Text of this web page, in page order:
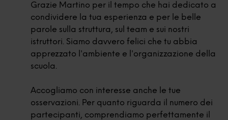
Grazie Martino per il tempo che hai dedicato a
condividere la tua esperienza e per le belle
parole sulla struttura, sul team e sui nostri
istruttori. Siamo davvero felici che tu abbia
apprezzato l'ambiente e l'organizzazione della
scuola.
Accogliamo con interesse anche le tue
osservazioni. Per quanto riguarda il numero dei
partecipanti, comprendiamo perfettamente il